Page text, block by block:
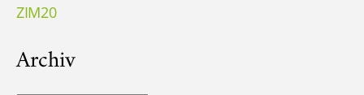
ZIM20
Archiv